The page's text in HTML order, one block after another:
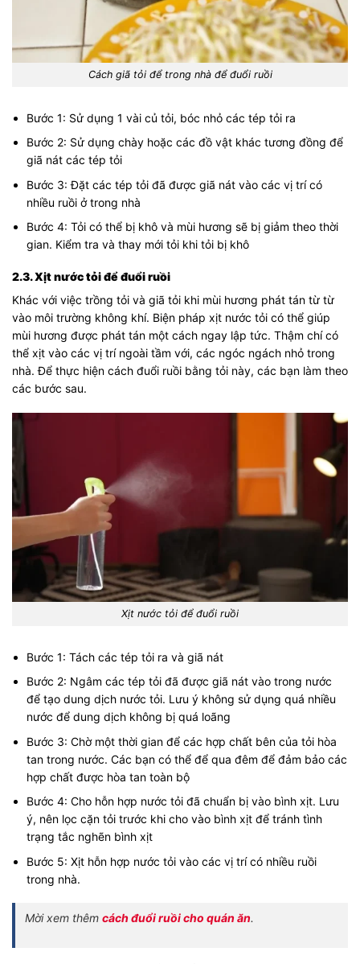
Cách giã tỏi để trong nhà để đuổi ruồi
Bước 1: Sử dụng 1 vài củ tỏi, bóc nhỏ các tép tỏi ra
Bước 2: Sử dụng chày hoặc các đồ vật khác tương đồng để
giã nát các tép tỏi
Bước 3: Đặt các tép tỏi đã được giã nát vào các vị trí có
nhiều ruồi ở trong nhà
Bước 4: Tỏi có thể bị khô và mùi hương sẽ bị giảm theo thời
gian. Kiểm tra và thay mới tỏi khi tỏi bị khô
2.3. Xịt nước tỏi để đuổi ruồi
Khác với việc trồng tỏi và giã tỏi khi mùi hương phát tán từ từ
vào môi trường không khí. Biện pháp xịt nước tỏi có thể giúp
mùi hương được phát tán một cách ngay lập tức. Thậm chí có
thể xịt vào các vị trí ngoài tầm với, các ngóc ngách nhỏ trong
nhà. Để thực hiện cách đuổi ruồi bằng tỏi này, các bạn làm theo
các bước sau.
Xịt nước tỏi để đuổi ruồi
Bước 1: Tách các tép tỏi ra và giã nát
Bước 2: Ngâm các tép tỏi đã được giã nát vào trong nước
để tạo dung dịch nước tỏi. Lưu ý không sử dụng quá nhiều
nước để dung dịch không bị quá loãng
Bước 3: Chờ một thời gian để các hợp chất bên của tỏi hòa
tan trong nước. Các bạn có thể để qua đêm để đảm bảo các
hợp chất được hòa tan toàn bộ
Bước 4: Cho hỗn hợp nước tỏi đã chuẩn bị vào bình xịt. Lưu
ý, nên lọc cặn tỏi trước khi cho vào bình xịt để tránh tình
trạng tắc nghẽn bình xịt
Bước 5: Xịt hỗn hợp nước tỏi vào các vị trí có nhiều ruồi
trong nhà.
Mời xem thêm cách đuổi ruồi cho quán ăn.